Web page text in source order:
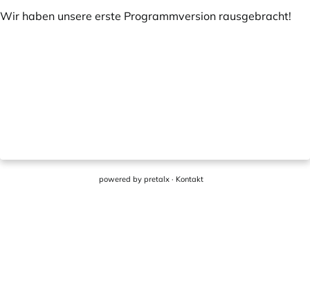
Wir haben unsere erste Programmversion rausgebracht!
powered by pretalx· Kontakt